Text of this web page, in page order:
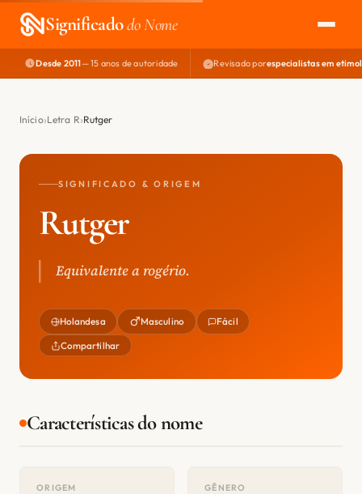
Significadodo Nome
EXPLORAR
NOME PERFEITO
Desde 2011— 15 anos de autoridade Revisado porespecialistas em
Início Letra R Rutger
SIGNIFICADO & ORIGEM
Rutger
Equivalente a rogério.
Holandesa Masculino Fácil
Compartilhar
Características do nome
ORIGEM GÊNERO